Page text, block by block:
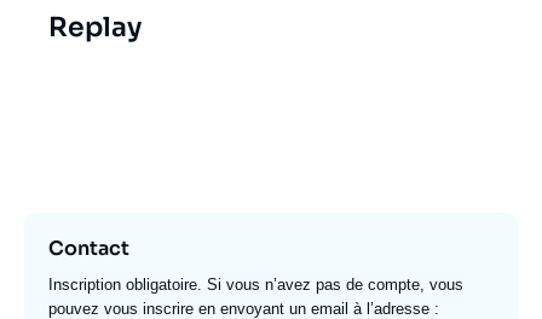
Replay
Contact
Inscription obligatoire. Si vous n’avez pas de compte, vous
pouvez vous inscrire en envoyant un email à l’adresse :